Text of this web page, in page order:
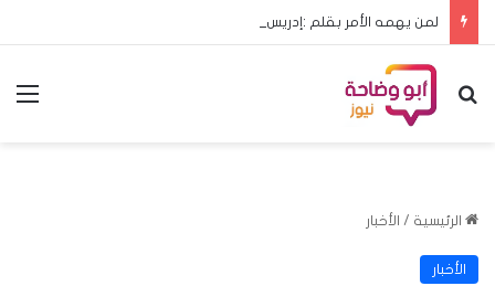
بحث عن
الرئيسية / الأخبار
الأخبار